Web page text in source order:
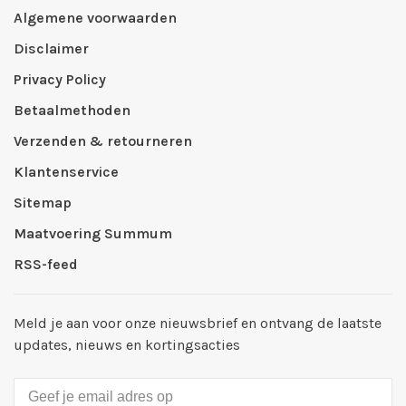
Algemene voorwaarden
Disclaimer
Privacy Policy
Betaalmethoden
Verzenden & retourneren
Klantenservice
Sitemap
Maatvoering Summum
RSS-feed
Meld je aan voor onze nieuwsbrief en ontvang de laatste
updates, nieuws en kortingsacties